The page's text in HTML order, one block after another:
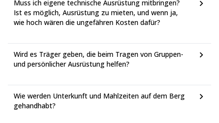
Alle Mahlzeiten inbegriffen
Trinkwasser (Andere Getränke nicht inbegriffen)
Alle Mahlzeiten inbegriffen
Trinkwasser (Andere Getränke nicht inbegriffen)
Wanderzeit:6-8 Stunden
Lebensraum: Arktisch
Uhuru-Gipfel zur Horombo-Hütte
Höhe (ft):19.341 ft bis 12.250 ft
Wanderzeit: 4-5 Stunden
Lebensraum:
Ende der Tour
Zusätzliche Unterkünfte können gegen Aufpreis
Sie werden zum Flughafen (oder Hotel) gebracht.
Muss ich eigene technische Ausrüstung mitbringen?
Ist es möglich, Ausrüstung zu mieten, und wenn ja,
wie hoch wären die ungefähren Kosten dafür?
Wird es Träger geben, die beim Tragen von Gruppen-
und persönlicher Ausrüstung helfen?
Wie werden Unterkunft und Mahlzeiten auf dem Berg
gehandhabt?